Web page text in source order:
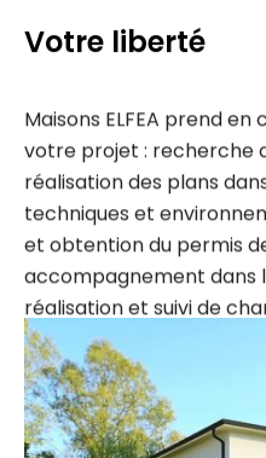
Votre liberté
votre projet : recherche
réalisation des plans
techniques et
et obtention du permis
accompagnement dans
réalisation et suivi de